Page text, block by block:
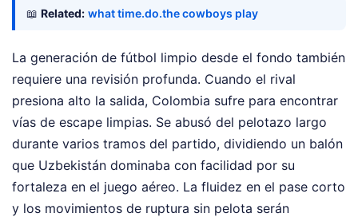
📖 Related: what time.do.the cowboys play
La generación de fútbol limpio desde el fondo también
requiere una revisión profunda. Cuando el rival
presiona alto la salida, Colombia sufre para encontrar
vías de escape limpias. Se abusó del pelotazo largo
durante varios tramos del partido, dividiendo un balón
que Uzbekistán dominaba con facilidad por su
fortaleza en el juego aéreo. La fluidez en el pase corto
y los movimientos de ruptura sin pelota serán